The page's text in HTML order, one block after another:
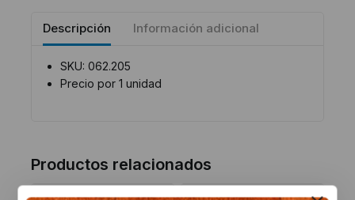
Descripción Información adicional
SKU: 062.205
Precio por 1 unidad
Productos relacionados